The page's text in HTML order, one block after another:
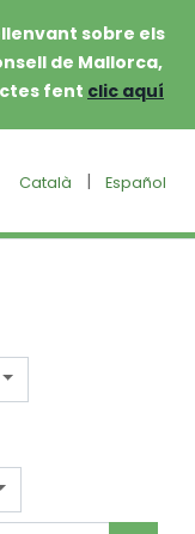
sobre els
de Mallorca,
fent clic aquí
Català | Español